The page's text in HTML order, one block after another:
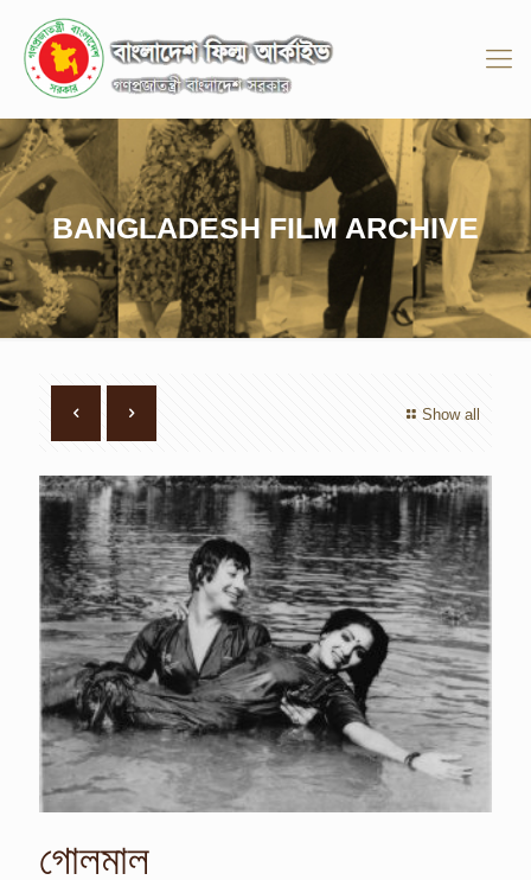
BANGLADESH FILM ARCHIVE
Show all
গোলমাল